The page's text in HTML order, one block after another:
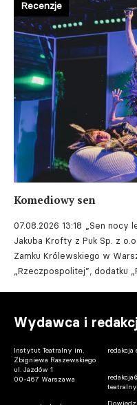
Komediowy sen
07.08.2026 13:18 „Sen nocy
Jakuba Krofty z Puk Sp. z
Zamku Królewskiego w
„Rzeczpospolitej”, dodatku
Recenzje
Wydawca i
Instytut Teatralny im.
Zbigniewa Raszewskiego
ul. Jazdów 1
00-467 Warszawa
redakcja